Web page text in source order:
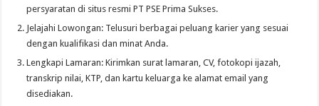
persyaratan di situs resmi PT PSE Prima Sukses.
Jelajahi Lowongan: Telusuri berbagai peluang karier yang sesuai
dengan kualifikasi dan minat Anda.
Lengkapi Lamaran: Kirimkan surat lamaran, CV, fotokopi ijazah,
transkrip nilai, KTP, dan kartu keluarga ke alamat email yang
disediakan.